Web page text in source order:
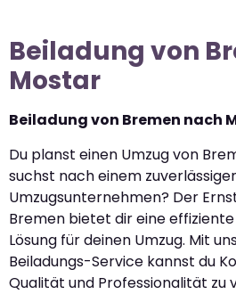
Beiladung von
Mostar
Beiladung von Bremen nach
Du planst einen Umzug von
suchst nach einem
Umzugsunternehmen? Der
Bremen bietet dir eine
Lösung für deinen Umzug. Mit
Beiladungs-Service kannst du
Qualität und Professionalität zu